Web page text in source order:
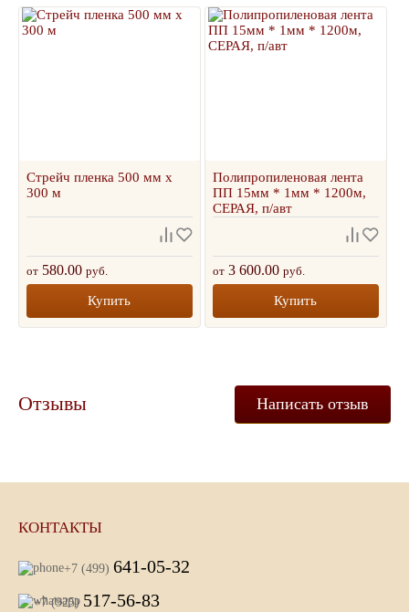
Стрейч пленка 500 мм x
300 м
от 580.00 руб.
Купить
Полипропиленовая лента
ПП 15мм * 1мм * 1200м,
СЕРАЯ, п/авт
от 3 600.00 руб.
Купить
Отзывы Написать отзыв
КОНТАКТЫ
+7 (499) 641-05-32
+7 (925) 517-56-83